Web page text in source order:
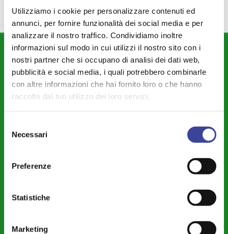
Utilizziamo i cookie per personalizzare contenuti ed
annunci, per fornire funzionalità dei social media e per
analizzare il nostro traffico. Condividiamo inoltre
informazioni sul modo in cui utilizzi il nostro sito con i
nostri partner che si occupano di analisi dei dati web,
pubblicità e social media, i quali potrebbero combinarle
con altre informazioni che hai fornito loro o che hanno
raccolto dal tuo utilizzo dei loro servizi.
delNecessari
Preferenze
Statistiche
Marketing
DIPARTIMENTI
Attività Istituzionale ANCI Lombardia
Servizi Pubblici Locali - Ambiente - Politiche Agricole - Green
Riforme Istituzionali - Riordino Territoriale - Autonomia
Legalità – Semplificazione – Amm. Digitale - Intelligenza Artificiale -